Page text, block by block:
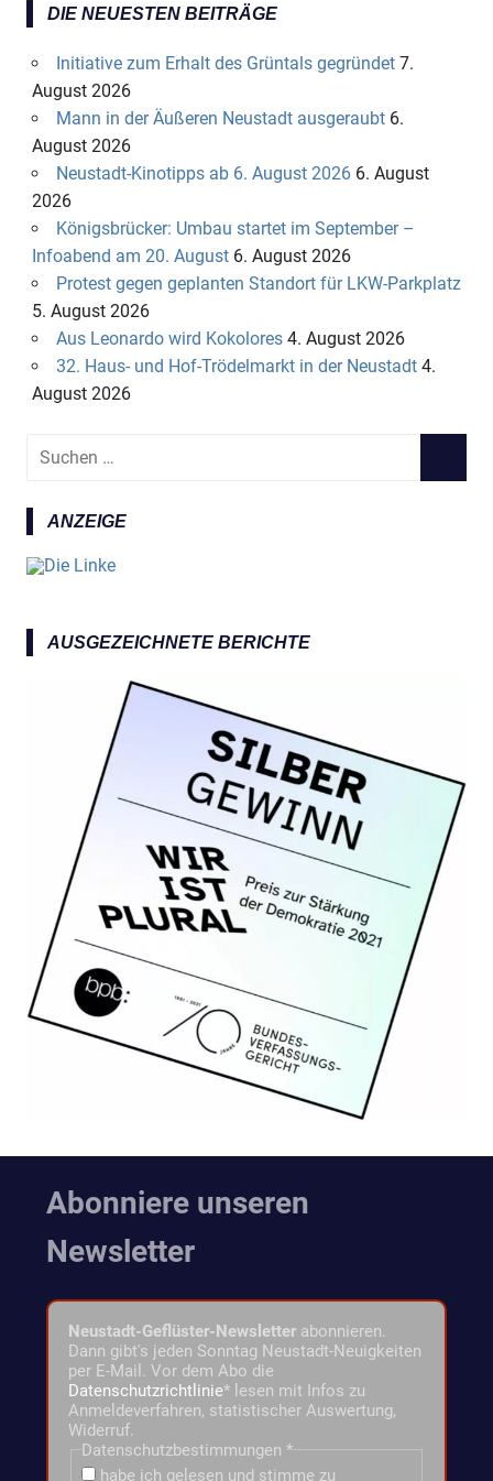
DIE NEUESTEN BEITRÄGE
Initiative zum Erhalt des Grüntals gegründet 7.
August 2026
Mann in der Äußeren Neustadt ausgeraubt 6.
August 2026
Neustadt-Kinotipps ab 6. August 2026 6. August
2026
Königsbrücker: Umbau startet im September –
Infoabend am 20. August 6. August 2026
Protest gegen geplanten Standort für LKW-Parkplatz
5. August 2026
Aus Leonardo wird Kokolores 4. August 2026
32. Haus- und Hof-Trödelmarkt in der Neustadt 4.
August 2026
c
h
e
ANZEIGE
AUSGEZEICHNETE BERICHTE
Abonniere unseren
Newsletter
Neustadt-Geflüster-Newsletter abonnieren.
Dann gibt's jeden Sonntag Neustadt-Neuigkeiten
per E-Mail. Vor dem Abo die
Datenschutzrichtlinie* lesen mit Infos zu
Anmeldeverfahren, statistischer Auswertung,
Widerruf.
Datenschutzbestimmungen *
habe ich gelesen und stimme zu